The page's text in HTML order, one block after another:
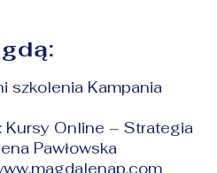
szkolenia Kampania
Kursy Online – Strategia
Pawłowska